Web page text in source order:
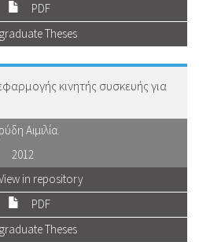
PDF
Theses
κινητής συσκευής για
Αιμιλία.
2012
in repository
PDF
Theses